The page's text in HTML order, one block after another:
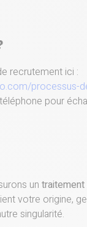
recrutement ici :
processus-
pour
un
votre origine,
singularité.